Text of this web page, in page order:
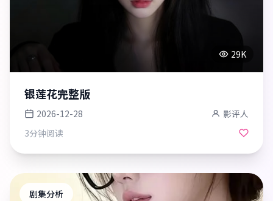
29K
银莲花完整版
2026-12-28
影评人
3分钟阅读
剧集分析